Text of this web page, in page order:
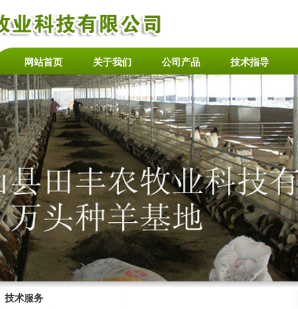
网站首页 关于我们 公司产品 技术指导
技术服务